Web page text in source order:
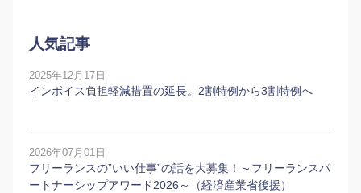
人気記事
2025年12月17日
インボイス負担軽減措置の延長。2割特例から3割特例へ
2026年07月01日
フリーランスの”いい仕事”の話を大募集！～フリーランスパ
ートナーシップアワード2026～（経済産業省後援）